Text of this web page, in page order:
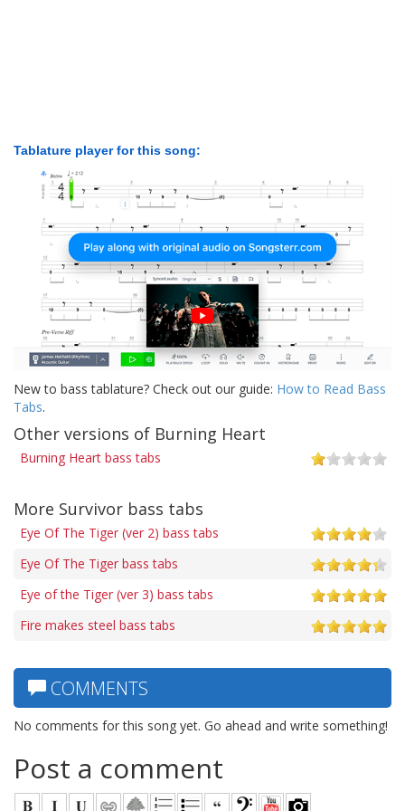
Tablature player for this song:
New to bass tablature? Check out our guide: How to Read Bass
Tabs.
Other versions of Burning Heart
Burning Heart bass tabs
More Survivor bass tabs
Eye Of The Tiger (ver 2) bass tabs
Eye Of The Tiger bass tabs
Eye of the Tiger (ver 3) bass tabs
Fire makes steel bass tabs
COMMENTS
No comments for this song yet. Go ahead and write something!
Post a comment